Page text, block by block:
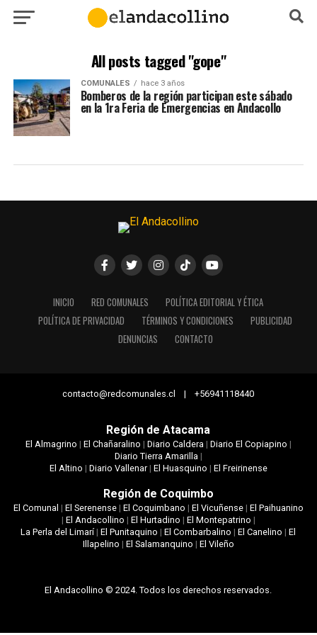
All posts tagged "gope"
COMUNALES hace 3 años
Bomberos de la región participan este sábado
en la 1ra Feria de Emergencias en Andacollo
INICIO RED COMUNALES
POLÍTICA EDITORIAL Y ÉTICA
POLÍTICA DE PRIVACIDAD
TÉRMINOS Y CONDICIONES
PUBLICIDAD
DENUNCIAS
CONTACTO
contacto@redcomunales.cl | +56941118440
Región de Atacama
El Almagrino | El Chañaralino | Diario Caldera| Diario El Copiapino |
Diario Tierra Amarilla|
El Altino | Diario Vallenar| El Huasquino | El Freirinense
Región de Coquimbo
El Comunal | El Serenense| El Coquimbano | El Vicuñense| El Paihuanino
| El Andacollino | El Hurtadino | El Montepatrino |
La Perla del Limarí|El Punitaquino |El Combarbalino |El Canelino |El
Illapelino | El Salamanquino | El Vileño
El Andacollino © 2024. Todos los derechos reservados.